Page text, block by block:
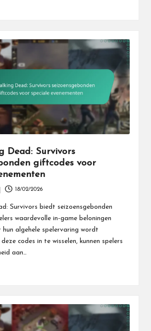
Dead: Survivors
giftcodes voor
18/02/2026
Survivors biedt seizoensgebonden
waardevolle in-game beloningen
hun algehele spelervaring wordt
codes in te wisselen, kunnen spelers
aan…